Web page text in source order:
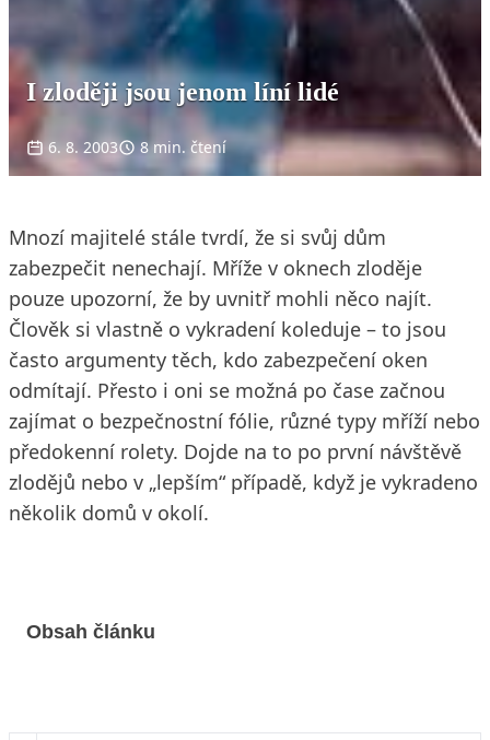
I zloději jsou jenom líní lidé
6. 8. 2003 8 min. čtení
Mnozí majitelé stále tvrdí, že si svůj dům
zabezpečit nenechají. Mříže v oknech zloděje
pouze upozorní, že by uvnitř mohli něco najít.
Člověk si vlastně o vykradení koleduje – to jsou
často argumenty těch, kdo zabezpečení oken
odmítají. Přesto i oni se možná po čase začnou
zajímat o bezpečnostní fólie, různé typy mříží nebo
předokenní rolety. Dojde na to po první návštěvě
zlodějů nebo v „lepším“ případě, když je vykradeno
několik domů v okolí.
Obsah článku